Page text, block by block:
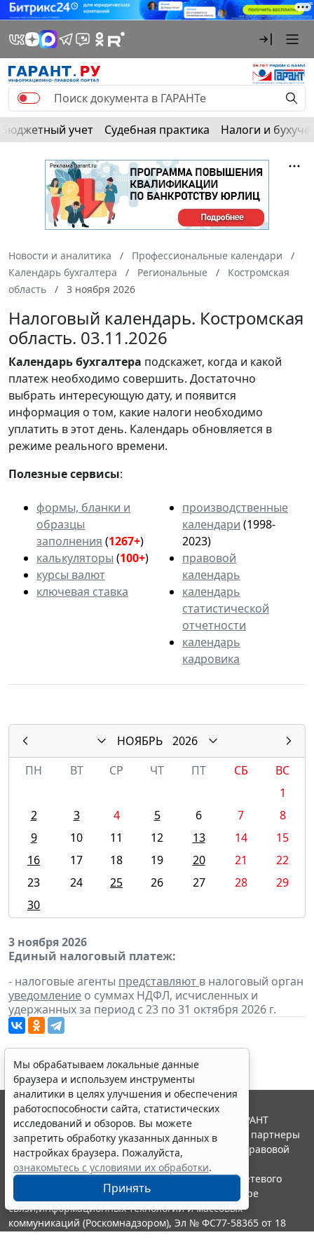
Бюджетный учет Судебная практика Налоги и
Новости и аналитика
Профессиональные календари
Календарь бухгалтера
Региональные
Костромская
область
3 ноября 2026
Налоговый календарь. Костромская
область. 03.11.2026
Календарьбухгалтера подскажет, когда и какой
платеж необходимо совершить. Достаточно
выбрать интересующую дату, и появится
информация о том, какие налоги необходимо
уплатить в этот день. Календарь обновляется в
режиме реального времени.
Полезные сервисы:
формы, бланки и
образцы
заполнения (1267+)
калькуляторы (100+)
курсы валют
ключевая ставка
производственные
календари (1998-
2023)
правовой
календарь
календарь
статистической
отчетности
календарь
кадровика
НОЯБРЬ
2026
ПН
ВТ СР ЧТ ПТ СБ
ВС
1
2
3 4 5 6 7
8
9
10 11 12 13 14
15
16
17 18 19 20 21
22
23
24 25 26 27 28
29
30
3 ноября 2026
Единый налоговый платеж:
- налоговые агенты представляют в налоговый орган
уведомление о суммах НДФЛ, исчисленных и
удержанных за период с 23 по 31 октября 2026 г.
Мы обрабатываем локальные данные
браузера и используем инструменты
аналитики в целях улучшения и обеспечения
работоспособности сайта, статистических
исследований и обзоров. Вы можете
запретить обработку указанных данных в
настройках браузера. Пожалуйста,
ознакомьтесь с условиями их обработки.
Принять
© ООО "НПП "ГАРАНТ-СЕРВИС", 2026. Система ГАРАНТ
выпускается с 1990 года. Компания "Гарант" и ее партнеры
являются участниками Российской ассоциации правовой
информации ГАРАНТ.
Портал ГАРАНТ.РУ зарегистрирован в качестве сетевого
издания Федеральной службой по надзору в сфере
связи,информационных технологий и массовых
коммуникаций (Роскомнадзором), Эл № ФС77-58365 от 18